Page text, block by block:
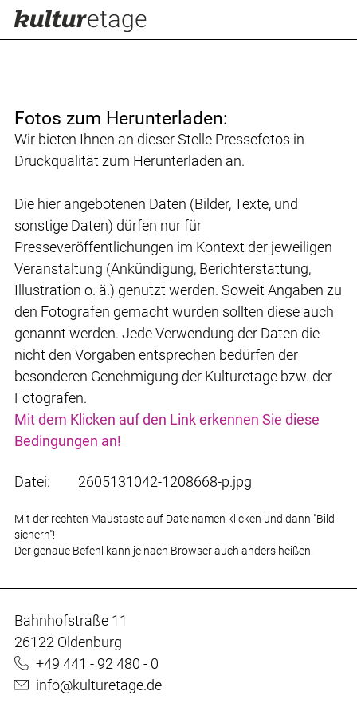
Fotos zum Herunterladen:
Wir bieten Ihnen an dieser Stelle Pressefotos in
Druckqualität zum Herunterladen an.
Die hier angebotenen Daten (Bilder, Texte, und
sonstige Daten) dürfen nur für
Presseveröffentlichungen im Kontext der jeweiligen
Veranstaltung (Ankündigung, Berichterstattung,
Illustration o. ä.) genutzt werden. Soweit Angaben zu
den Fotografen gemacht wurden sollten diese auch
genannt werden. Jede Verwendung der Daten die
nicht den Vorgaben entsprechen bedürfen der
besonderen Genehmigung der Kulturetage bzw. der
Fotografen.
Mit dem Klicken auf den Link erkennen Sie diese
Bedingungen an!
Datei: 2605131042-1208668-p.jpg
Mit der rechten Maustaste auf Dateinamen klicken und dann "Bild
sichern"!
Der genaue Befehl kann je nach Browser auch anders heißen.
Bahnhofstraße 11
26122 Oldenburg
+49 441 - 92 480 - 0
info@kulturetage.de